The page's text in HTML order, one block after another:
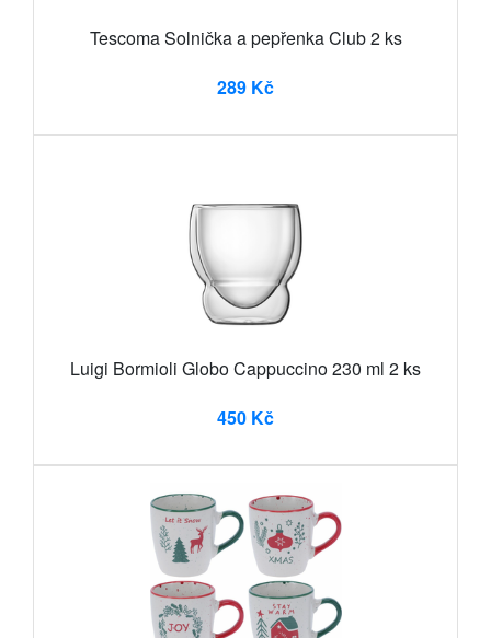
Tescoma Solnička a pepřenka Club 2 ks
289 Kč
Luigi Bormioli Globo Cappuccino 230 ml 2 ks
450 Kč